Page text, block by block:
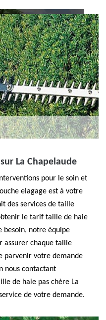
La Chapelaude
pour le soin et
elagage est à votre
des services de taille
le tarif taille de haie
besoin, notre équipe
assurer chaque taille
parvenir votre demande
nous contactant
de haie pas chère La
de votre demande.